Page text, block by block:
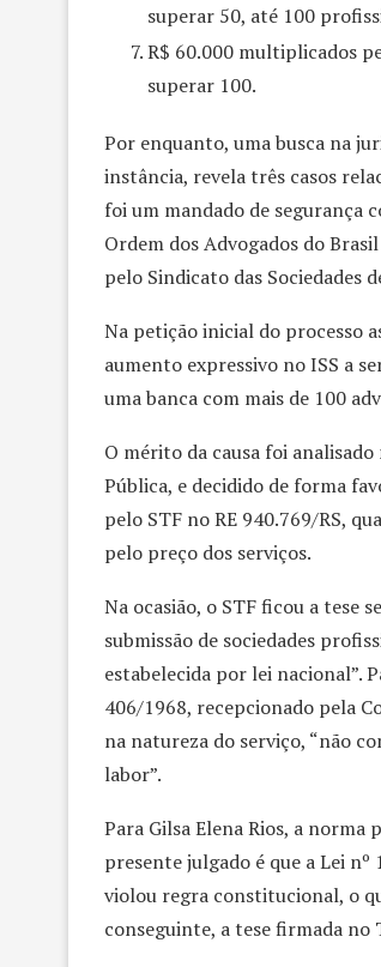
superar 50, até 100
R$ 60.000 multiplicados
superar 100.
Por enquanto, uma busca na
instância, revela três casos
foi um mandado de segurança
Ordem dos Advogados do
pelo Sindicato das Sociedades
Na petição inicial do processo
aumento expressivo no ISS a
uma banca com mais de 100
O mérito da causa foi
Pública, e decidido de forma
pelo STF no RE 940.769/RS,
pelo preço dos serviços.
Na ocasião, o STF ficou a tese
submissão de sociedades
estabelecida por lei nacional”.
406/1968, recepcionado pela
na natureza do serviço, “não
labor”.
Para Gilsa Elena Rios, a
presente julgado é que a Lei
violou regra constitucional, o
conseguinte, a tese firmada no